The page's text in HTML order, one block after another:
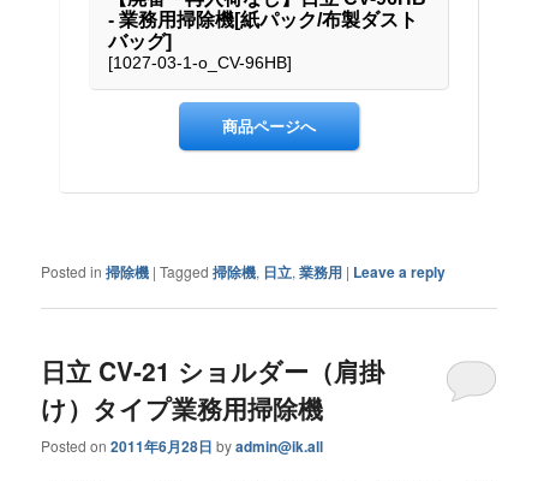
Posted in 掃除機 |Tagged 掃除機, 日立,業務用 | Leave a reply
日立 CV-21 ショルダー（肩掛
け）タイプ業務用掃除機
Posted on2011年6月28日 byadmin@ik.all